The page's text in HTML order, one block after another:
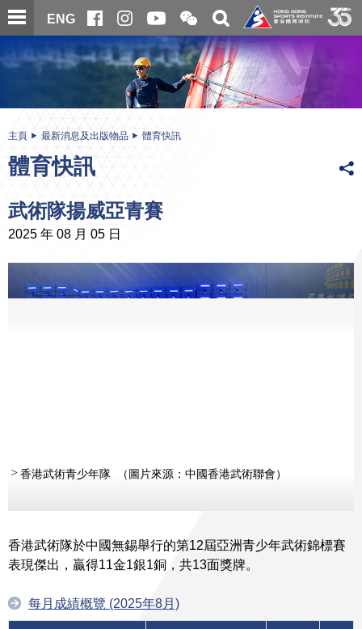
跳
至
內
ENG
開
合
微
信
二
維
碼
關
搜
尋
内
主頁 最新消息及出版物品 體育快訊
體育快訊
武術隊揚威亞青賽
2025 年 08 月 05 日
香港武術青少年隊 （圖片來源：中國香港武術聯會）
香港武術隊於中國無錫舉行的第12屆亞洲青少年武術錦標賽
表現傑出，贏得11金1銀1銅，共13面獎牌。
每月成績概覽 (2025年8月)